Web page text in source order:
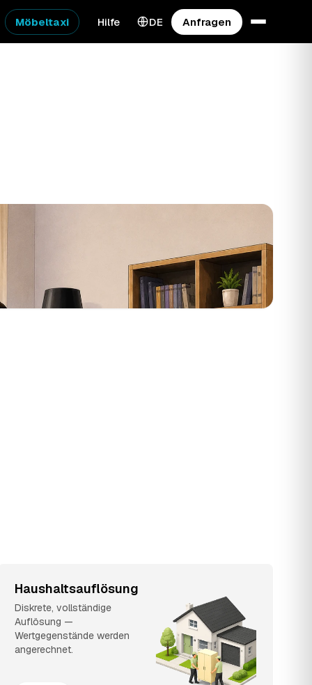
Möbeltaxi Hilfe DE Anfragen
Haushaltsauflösung
Diskrete, vollständige
Auflösung —
Wertgegenstände werden
angerechnet.